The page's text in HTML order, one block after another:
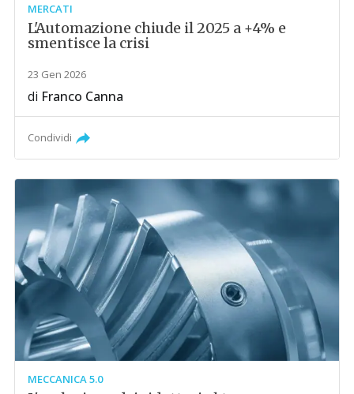
MERCATI
L'Automazione chiude il 2025 a +4% e
smentisce la crisi
23 Gen 2026
di Franco Canna
Condividi
MECCANICA 5.0